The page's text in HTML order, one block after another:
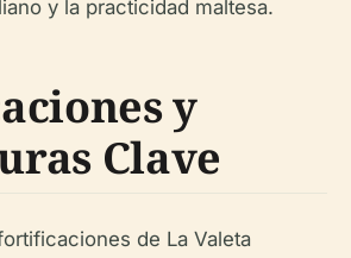
y la practicidad maltesa.
y
Clave
de La Valeta